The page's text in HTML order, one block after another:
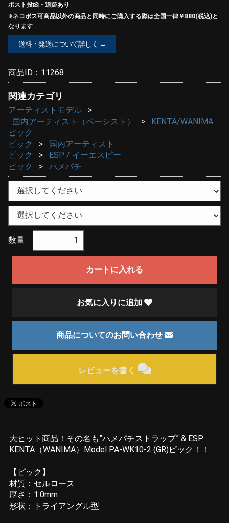
ポスト投函・追跡あり
※ネコポス可商品以外の商品と同時にご購入する際は全国一律￥880(税込)と
なります
送料・発送について詳しく →
商品ID： 11268
関連カテゴリ
アーティストモデル
国内アーティスト（ベーシスト）
KENTA/WANIMA
ピック
ピック
国内アーティスト
ピック
ESP / イーエスピー
ピック
ハメパチ
数量
カートに入れる
お気に入りに追加
商品についてのお問い合わせ
レビューを書く
大ヒット商品！その名も”ハメパチストラップ” & ESP
KENTA（WANIMA）Model PA-WK10-2 (GR)ピック！！
【ピック】
材質：セルロース
厚さ：1.0mm
形状：トライアングル型